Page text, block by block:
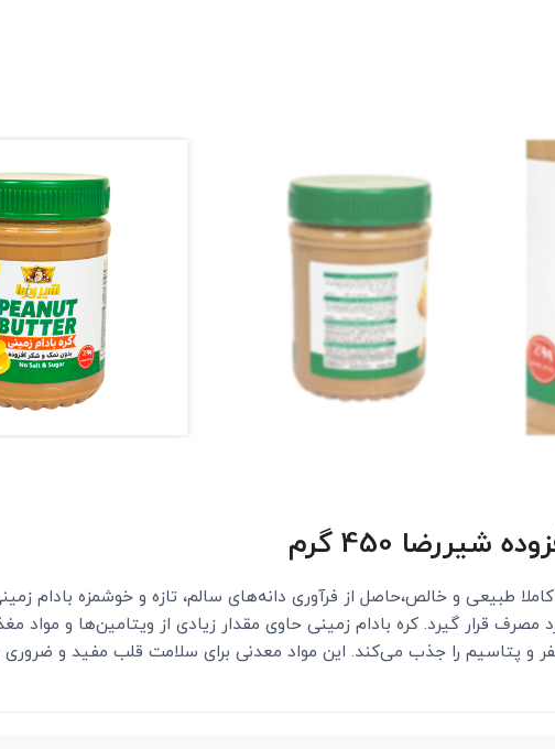
450 گرم
طبیعی و خالص،حاصل از فرآوری دانه‌های سالم، تازه و خوشمزه بادام
قرار گیرد. کره بادام زمینی حاوی مقدار زیادی از ویتامین‌ها و مواد
و پتاسیم را جذب می‌کند. این مواد معدنی برای سلامت قلب مفید و